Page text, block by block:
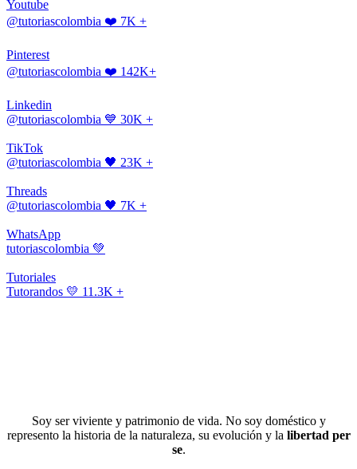
Youtube
@tutoriascolombia ❤️ 7K +
Pinterest
@tutoriascolombia ❤️ 142K+
Linkedin
@tutoriascolombia 💙 30K +
TikTok
@tutoriascolombia 🖤 23K +
Threads
@tutoriascolombia 🖤 7K +
WhatsApp
tutoriascolombia 💚
Tutoriales
Tutorandos 💛 11.3K +
Soy ser viviente y patrimonio de vida. No soy doméstico y
represento la historia de la naturaleza, su evolución y la libertad per
se.